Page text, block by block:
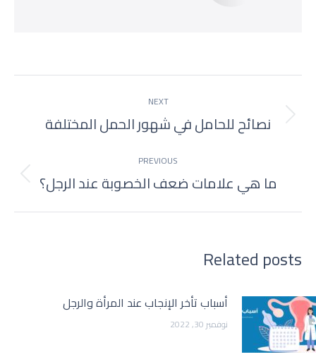
Post
navigation
PREVIOUS
Previous
ما هي علامات ضعف الخصوبة عند الرجل؟
NEXT
Next
نصائح للحامل في شهور الحمل المختلفة
Related posts
أسباب تأخر الإنجاب عند المرأة والرجل
نوفمبر 30, 2022